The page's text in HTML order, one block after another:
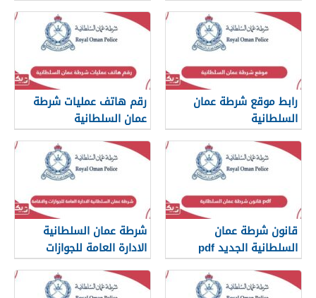
رابط موقع شرطة عمان
السلطانية
www.rop.gov.om
رقم هاتف عمليات شرطة
عمان السلطانية
قانون شرطة عمان
السلطانية الجديد pdf
شرطة عمان السلطانية
الادارة العامة للجوازات
والاقامة